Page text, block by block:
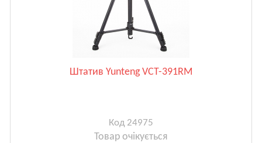
Штатив Yunteng VCT-391RM
Код 24975
Товар очікується